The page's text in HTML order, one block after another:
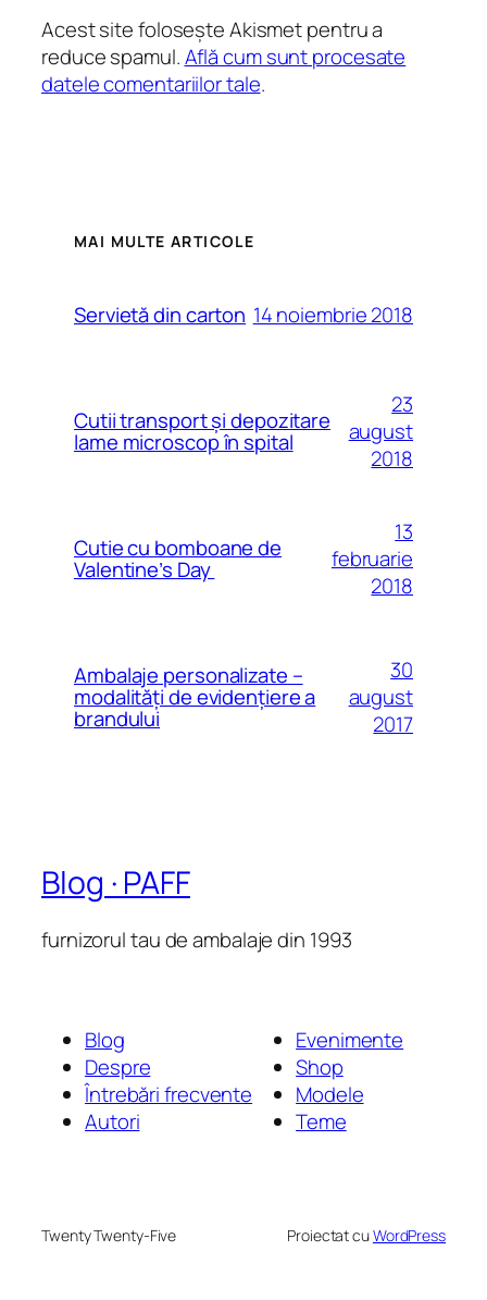
Acest site folosește Akismet pentru a
reduce spamul.Află cum sunt procesate
datele comentariilor tale.
MAI MULTE ARTICOLE
Servietă din carton 14 noiembrie 2018
Cutii transport și depozitare
lame microscop în spital
23
august
2018
Cutie cu bomboane de
Valentine’s Day
13
februarie
2018
Ambalaje personalizate –
modalităţi de evidenţiere a
brandului
30
august
2017
Blog · PAFF
furnizorul tau de ambalaje din 1993
Blog
Despre
Întrebări frecvente
Autori
Evenimente
Shop
Modele
Teme
Twenty Twenty-Five Proiectat cuWordPress